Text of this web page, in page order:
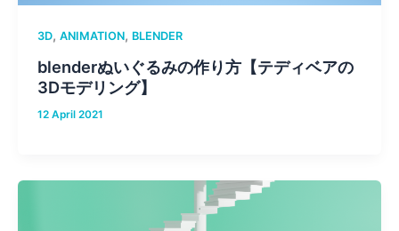
3D, ANIMATION, BLENDER
blenderぬいぐるみの作り方【テディベアの
3Dモデリング】
12 April 2021